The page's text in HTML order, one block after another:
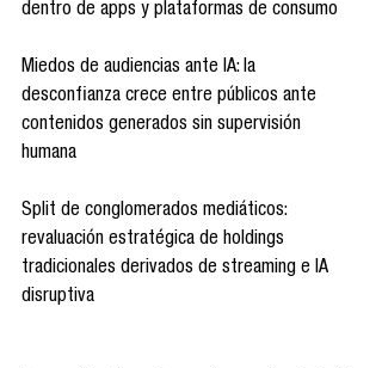
dentro de apps y plataformas de consumo
Miedos de audiencias ante IA: la
desconfianza crece entre públicos ante
contenidos generados sin supervisión
humana
Split de conglomerados mediáticos:
revaluación estratégica de holdings
tradicionales derivados de streaming e IA
disruptiva